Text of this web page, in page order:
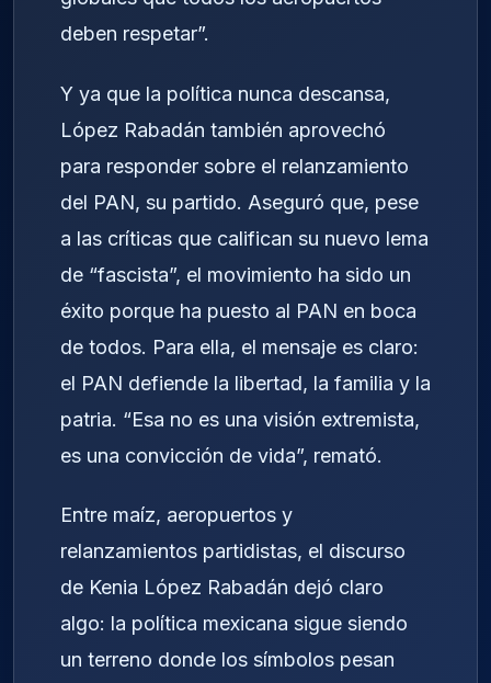
deben respetar”.
Y ya que la política nunca descansa,
López Rabadán también aprovechó
para responder sobre el relanzamiento
del PAN, su partido. Aseguró que, pese
a las críticas que califican su nuevo lema
de “fascista”, el movimiento ha sido un
éxito porque ha puesto al PAN en boca
de todos. Para ella, el mensaje es claro:
el PAN defiende la libertad, la familia y la
patria. “Esa no es una visión extremista,
es una convicción de vida”, remató.
Entre maíz, aeropuertos y
relanzamientos partidistas, el discurso
de Kenia López Rabadán dejó claro
algo: la política mexicana sigue siendo
un terreno donde los símbolos pesan